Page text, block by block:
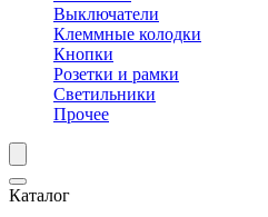
Выключатели
Клеммные колодки
Кнопки
Розетки и рамки
Светильники
Прочее
Каталог